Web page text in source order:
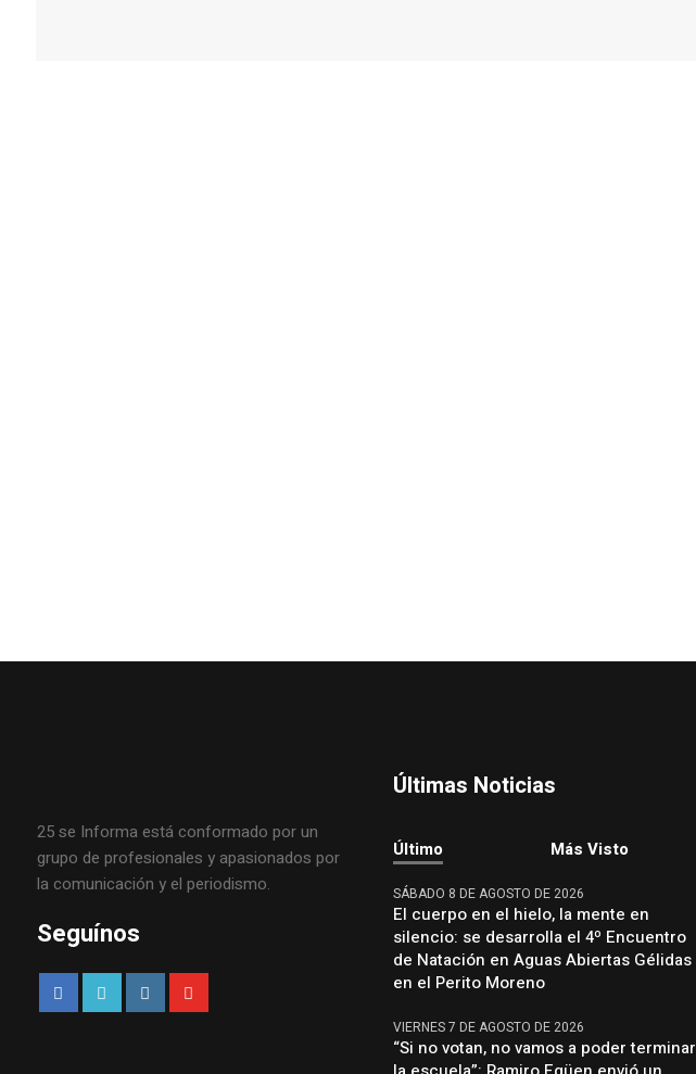
25 se Informa está conformado por un
grupo de profesionales y apasionados por
la comunicación y el periodismo.
Seguínos
Últimas Noticias
Último Más Visto
SÁBADO 8 DE AGOSTO DE 2026
El cuerpo en el hielo, la mente en
silencio: se desarrolla el 4º Encuentro
de Natación en Aguas Abiertas Gélidas
en el Perito Moreno
VIERNES 7 DE AGOSTO DE 2026
“Si no votan, no vamos a poder terminar